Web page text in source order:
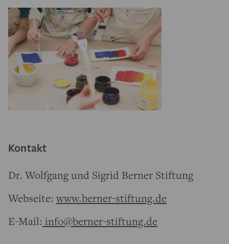
Kontakt
Dr. Wolfgang und Sigrid Berner Stiftung
Webseite: www.berner-stiftung.de
E-Mail: info@berner-stiftung.de